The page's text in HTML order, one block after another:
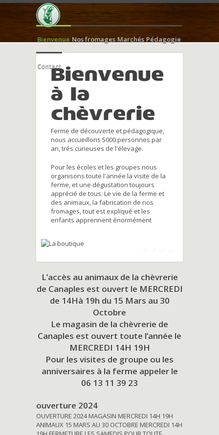
Bienvenue Nos fromages Marchés Pédagogie
ContactBienvenue
à la
chèvrerie
Ferme de découverte et pédagogique,
nous accueillons 5000 personnes par
an, trés curieuses de l'élevage.
Pour les écoles et les groupes nous
organisons toute l'année la visite de la
ferme, et une dégustation toujours
apprécié de tous. Le vie de la ferme et
des animaux, la fabrication de nos
fromages, tout est expliqué et les
enfants apprennent énormément
L’accès au animaux de la chèvrerie
de Canaples est ouvert le MERCREDI
de 14Hà 19h du 15 Mars au 30
Octobre
Le magasin de la chèvrerie de
Canaples est ouvert toute l’année le
MERCREDI 14H 19H
Pour les visites de groupe ou les
anniversaires à la ferme appeler le
06 13 11 39 23
ouverture 2024
OUVERTURE 2024 MAGASIN MERCREDI 14H 19H
ANIMAUX 15 MARS AU 30 OCTOBRE MERCREDI 14H